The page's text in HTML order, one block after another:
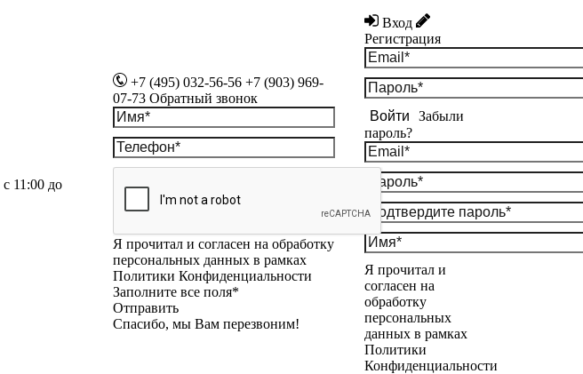
с 11:00 до
+7 (495) 032-56-56 +7 (903) 969-
07-73 Обратный звонок
Я прочитал и согласен на обработку
персональных данных в рамках
Политики Конфиденциальности
Заполните все поля*
Отправить
Спасибо, мы Вам перезвоним!
Вход
Регистрация
Войти
Забыли
пароль?
Я прочитал и
согласен на
обработку
персональных
данных в рамках
Политики
Конфиденциальности